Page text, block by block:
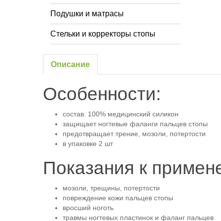
Подушки и матрасы
Стельки и корректоры стопы
Описание
Особенности:
состав: 100% медицинский силикон
защищает ногтевые фаланги пальцев стопы
предотвращает трение, мозоли, потертости
в упаковке 2 шт
Показания к
мозоли, трещины, потертости
повреждение кожи пальцев стопы
вросший ноготь
травмы ногтевых пластинок и фаланг пальцев